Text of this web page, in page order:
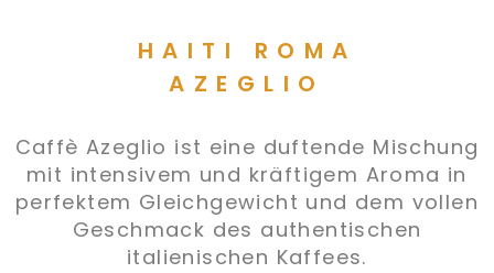
HAITI ROMA
AZEGLIO
Caffè Azeglio ist eine duftende Mischung
mit intensivem und kräftigem Aroma in
perfektem Gleichgewicht und dem vollen
Geschmack des authentischen
italienischen Kaffees.